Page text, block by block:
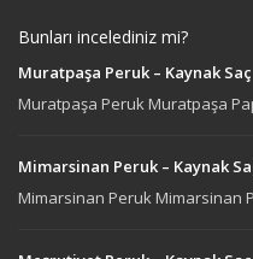
Bunları incelediniz mi?
Muratpaşa Peruk – Kaynak Saç
Muratpaşa Peruk Muratpaşa
Mimarsinan Peruk – Kaynak
Mimarsinan Peruk Mimarsinan